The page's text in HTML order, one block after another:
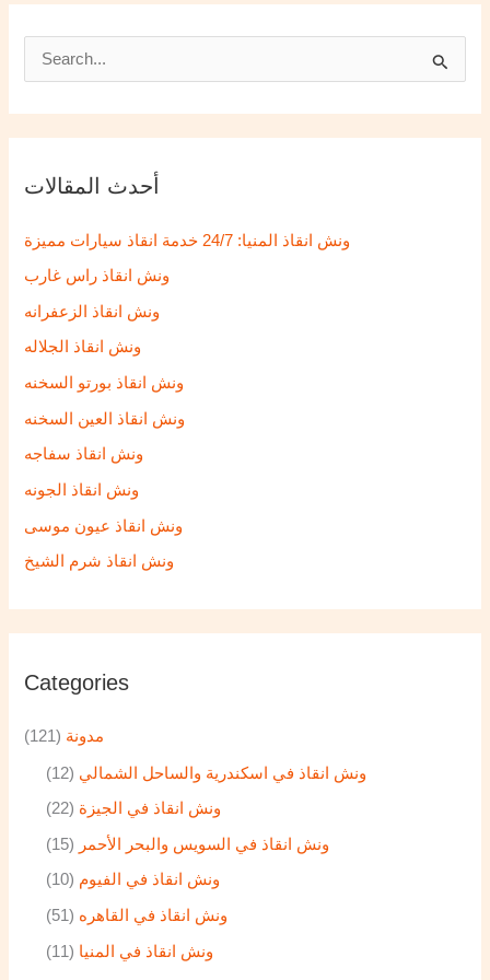
c
o
r
:
أحدث المقالات
ونش انقاذ المنيا: 24/7 خدمة انقاذ سيارات مميزة
ونش انقاذ راس غارب
ونش انقاذ الزعفرانه
ونش انقاذ الجلاله
ونش انقاذ بورتو السخنه
ونش انقاذ العين السخنه
ونش انقاذ سفاجه
ونش انقاذ الجونه
ونش انقاذ عيون موسى
ونش انقاذ شرم الشيخ
Categories
مدونة (121)
ونش انقاذ في اسكندرية والساحل الشمالي (12)
ونش انقاذ في الجيزة (22)
ونش انقاذ في السويس والبحر الأحمر (15)
ونش انقاذ في الفيوم (10)
ونش انقاذ في القاهره (51)
ونش انقاذ في المنيا (11)